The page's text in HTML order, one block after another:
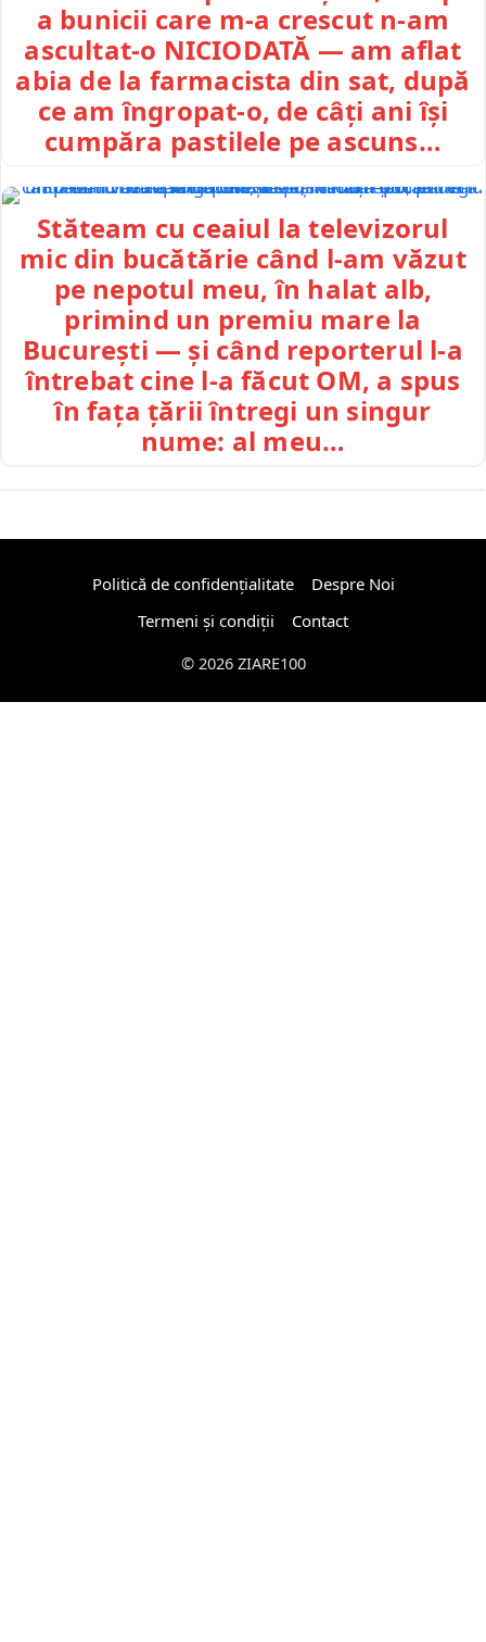
a bunicii care m-a crescut n-am
ascultat-o NICIODATĂ — am aflat
abia de la farmacista din sat, după
ce am îngropat-o, de câți ani își
cumpăra pastilele pe ascuns…
Stăteam cu ceaiul la televizorul
mic din bucătărie când l-am văzut
pe nepotul meu, în halat alb,
primind un premiu mare la
București — și când reporterul l-a
întrebat cine l-a făcut OM, a spus
în fața țării întregi un singur
nume: al meu…
Politică de confidențialitate
Despre Noi
Termeni și condiții
Contact
© 2026 ZIARE100